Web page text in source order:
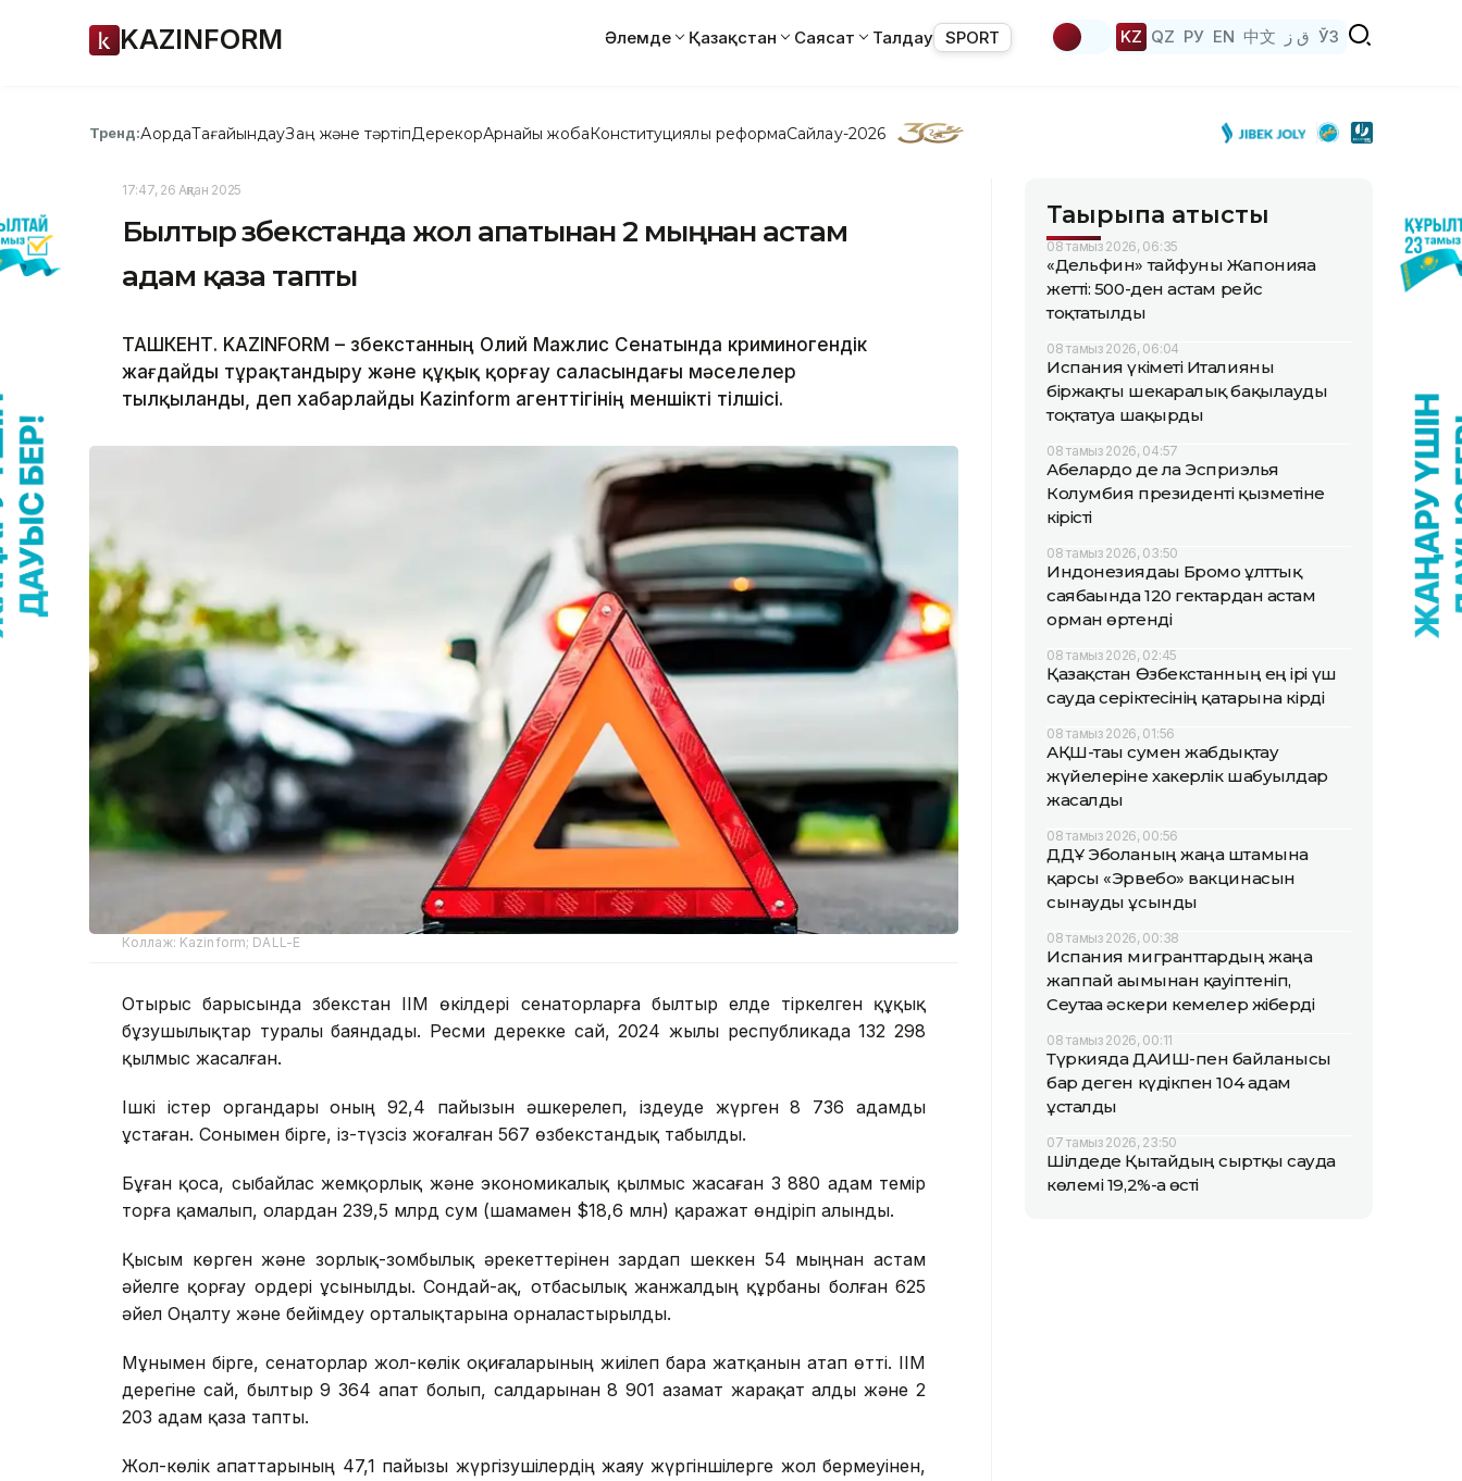
KAZINFORM Әлемде Қазақстан Саясат Талдау SPORT KZ QZ РУ EN 中文 ق ز ЎЗ
Тренд:АқордаТағайындауЗаң және тәртіпДерекқорАрнайы жобаКонституциялық реформаСайлау-2026
17:47, 26 Ақпан 2025
Былтыр Өзбекстанда жол апатынан 2 мыңнан астам
адам қаза тапты
ТАШКЕНТ. KAZINFORM – Өзбекстанның Олий Мажлис Сенатында криминогендік
жағдайды тұрақтандыру және құқық қорғау саласындағы мәселелер
тылқыланды, деп хабарлайды Kazinform агенттігінің меншікті тілшісі.
Коллаж: Kazinform; DALL-E
Отырыс барысында Өзбекстан ІІМ өкілдері сенаторларға былтыр елде тіркелген құқық
бұзушылықтар туралы баяндады. Ресми дерекке сай, 2024 жылы республикада 132 298
қылмыс жасалған.
Ішкі істер органдары оның 92,4 пайызын әшкерелеп, іздеуде жүрген 8 736 адамды
ұстаған. Сонымен бірге, із-түзсіз жоғалған 567 өзбекстандық табылды.
Бұған қоса, сыбайлас жемқорлық және экономикалық қылмыс жасаған 3 880 адам темір
торға қамалып, олардан 239,5 млрд сум (шамамен $18,6 млн) қаражат өндіріп алынды.
Қысым көрген және зорлық-зомбылық әрекеттерінен зардап шеккен 54 мыңнан астам
әйелге қорғау ордері ұсынылды. Сондай-ақ, отбасылық жанжалдың құрбаны болған 625
әйел Оңалту және бейімдеу орталықтарына орналастырылды.
Мұнымен бірге, сенаторлар жол-көлік оқиғаларының жиілеп бара жатқанын атап өтті. ІІМ
дерегіне сай, былтыр 9 364 апат болып, салдарынан 8 901 азамат жарақат алды және 2
203 адам қаза тапты.
Жол-көлік апаттарының 47,1 пайызы жүргізушілердің жаяу жүргіншілерге жол бермеуінен,
Тақырыпқа қатысты
08 тамыз 2026, 06:35
«Дельфин» тайфуны Жапонияға
жетті: 500-ден астам рейс
тоқтатылды
08 тамыз 2026, 06:04
Испания үкіметі Италияны
біржақты шекаралық бақылауды
тоқтатуға шақырды
08 тамыз 2026, 04:57
Абелардо де ла Эсприэлья
Колумбия президенті қызметіне
кірісті
08 тамыз 2026, 03:50
Индонезиядағы Бромо ұлттық
саябағында 120 гектардан астам
орман өртенді
08 тамыз 2026, 02:45
Қазақстан Өзбекстанның ең ірі үш
сауда серіктесінің қатарына кірді
08 тамыз 2026, 01:56
АҚШ-тағы сумен жабдықтау
жүйелеріне хакерлік шабуылдар
жасалды
08 тамыз 2026, 00:56
ДДҰ Эболаның жаңа штамына
қарсы «Эрвебо» вакцинасын
сынауды ұсынды
08 тамыз 2026, 00:38
Испания мигранттардың жаңа
жаппай ағымынан қауіптеніп,
Сеутаға әскери кемелер жіберді
08 тамыз 2026, 00:11
Түркияда ДАИШ-пен байланысы
бар деген күдікпен 104 адам
ұсталды
07 тамыз 2026, 23:50
Шілдеде Қытайдың сыртқы сауда
көлемі 19,2%-ға өсті